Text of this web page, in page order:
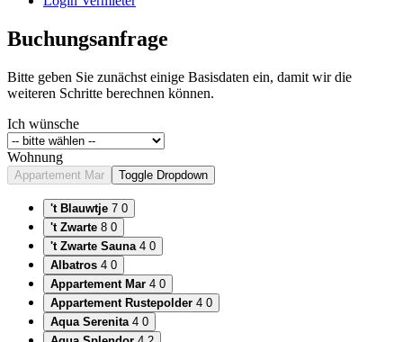
Buchungsanfrage
Bitte geben Sie zunächst einige Basisdaten ein, damit wir die
weiteren Schritte berechnen können.
Ich wünsche
Wohnung
Appartement Mar Toggle Dropdown
't Blauwtje 7 0
't Zwarte 8 0
't Zwarte Sauna 4 0
Albatros 4 0
Appartement Mar 4 0
Appartement Rustepolder 4 0
Aqua Serenita 4 0